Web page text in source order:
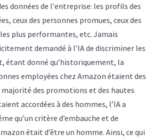
données de l'entreprise: les profils des
ceux des personnes promues, ceux des
plus performantes, etc. Jamais
demandé à l’IA de discriminer les
étant donné qu’historiquement, la
employées chez Amazon étaient des
des promotions et des hautes
accordées à des hommes, l’IA a
qu’un critère d’embauche et de
était d’être un homme. Ainsi, ce qui